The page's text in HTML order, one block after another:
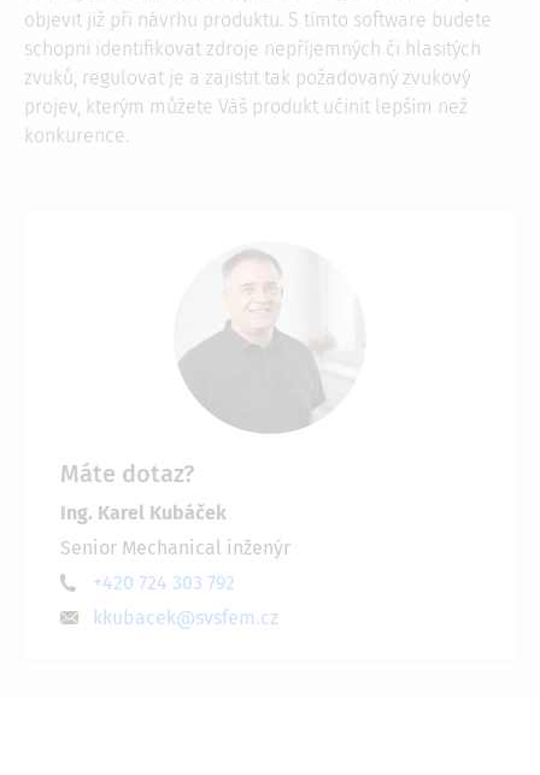
objevit již při návrhu produktu. S tímto software budete
schopni identifikovat zdroje nepříjemných či hlasitých
zvuků, regulovat je a zajistit tak požadovaný zvukový
projev, kterým můžete Váš produkt učinit lepším než
konkurence.
Máte dotaz?
Ing. Karel Kubáček
Senior Mechanical inženýr
+420 724 303 792
kkubacek@svsfem.cz